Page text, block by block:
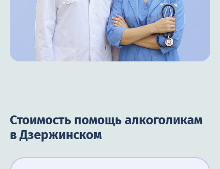
Стоимость помощь алкоголикам
в Дзержинском